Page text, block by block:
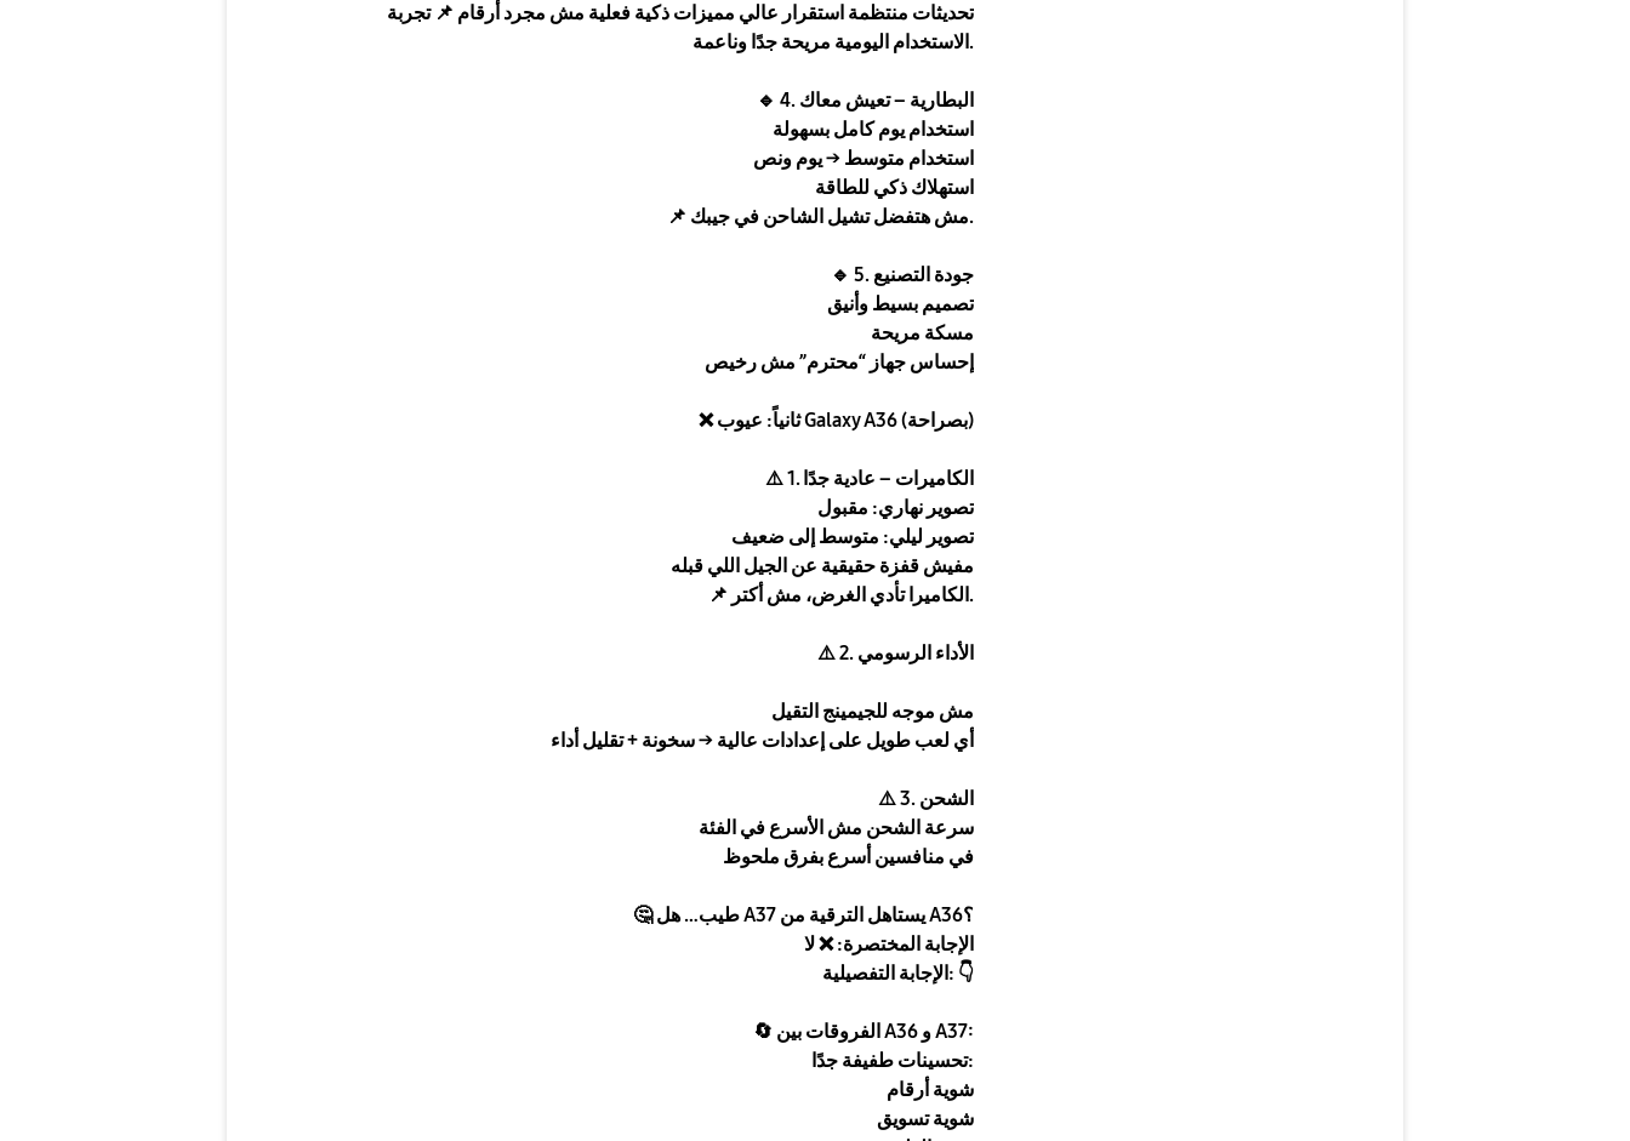
تحديثات منتظمة استقرار عالي مميزات ذكية فعلية مش مجرد أرقام 📌 تجربة
الاستخدام اليومية مريحة جدًا وناعمة.
🔹
4. البطارية – تعيش معاك
استخدام يوم كامل بسهولة
استخدام متوسط → يوم ونص
استهلاك ذكي للطاقة
📌
مش هتفضل تشيل الشاحن في جيبك.
🔹
5. جودة التصنيع
تصميم بسيط وأنيق
مسكة مريحة
إحساس جهاز “محترم” مش رخيص
❌ ثانياً: عيوب Galaxy A36 (بصراحة)
⚠️
1. الكاميرات – عادية جدًا
تصوير نهاري: مقبول
تصوير ليلي: متوسط إلى ضعيف
مفيش قفزة حقيقية عن الجيل اللي قبله
📌
الكاميرا تأدي الغرض، مش أكتر.
⚠️ 2. الأداء الرسومي
مش موجه للجيمينج التقيل
أي لعب طويل على إعدادات عالية → سخونة + تقليل أداء
⚠️
3. الشحن
سرعة الشحن مش الأسرع في الفئة
في منافسين أسرع بفرق ملحوظ
🤔
طيب… هل A37 يستاهل الترقية من A36؟
الإجابة المختصرة:❌لا
الإجابة التفصيلية: 👇
🔄
الفروقات بين A36 و A37:
تحسينات طفيفة جدًا:
شوية أرقام
شوية تسويق